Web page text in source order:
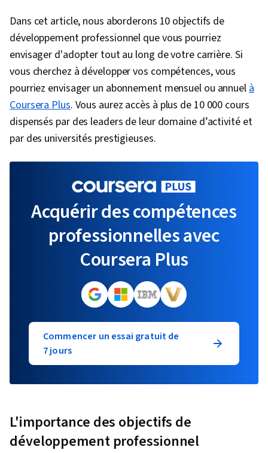
Dans cet article, nous aborderons 10 objectifs de
développement professionnel que vous pourriez
envisager d'adopter tout au long de votre carrière. Si
vous cherchez à développer vos compétences, vous
pourriez envisager un abonnement mensuel ou annuelà
Coursera Plus. Vous aurez accès à plus de 10 000 cours
dispensés par des leaders de leur domaine d’activité et
par des universités prestigieuses.
Acquérir des compétences
professionnelles avec
Coursera Plus
Commencer un essai gratuit de
7 jours
L'importance des objectifs de
développement professionnel